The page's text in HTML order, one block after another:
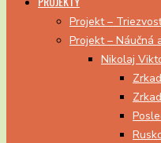
Projekt –
Projekt – Náučná
Nikolaj